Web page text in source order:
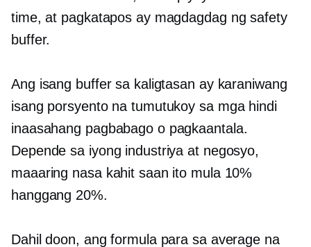
time, at pagkatapos ay magdagdag ng safety
buffer.
Ang isang buffer sa kaligtasan ay karaniwang
isang porsyento na tumutukoy sa mga hindi
inaasahang pagbabago o pagkaantala.
Depende sa iyong industriya at negosyo,
maaaring nasa kahit saan ito mula 10%
hanggang 20%.
Dahil doon, ang formula para sa average na